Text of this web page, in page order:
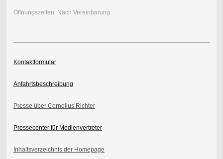
Öffnungszeiten: Nach Vereinbarung
Kontaktformular
Anfahrtsbeschreibung
Presse über Cornelius Richter
Pressecenter für Medienvertreter
Inhaltsverzeichnis der Homepage